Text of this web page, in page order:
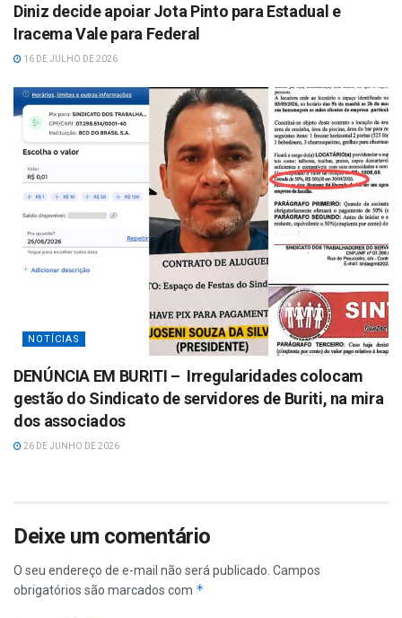
Diniz decide apoiar Jota Pinto para Estadual e
Iracema Vale para Federal
16 DE JULHO DE 2026
NOTÍCIAS
DENÚNCIA EM BURITI – Irregularidades colocam
gestão do Sindicato de servidores de Buriti, na mira
dos associados
26 DE JUNHO DE 2026
Deixe um comentário
O seu endereço de e-mail não será publicado. Campos
obrigatórios são marcados com *